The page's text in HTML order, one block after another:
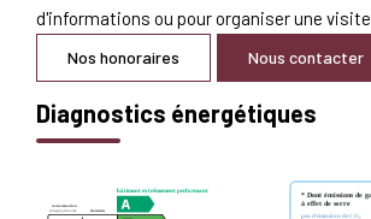
d'informations ou pour organiser une visite.
Nos honoraires Nous contacter
Diagnostics énergétiques